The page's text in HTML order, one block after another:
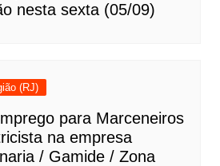
nesta sexta (05/09)
(RJ)
para Marceneiros
na empresa
/ Gamide / Zona